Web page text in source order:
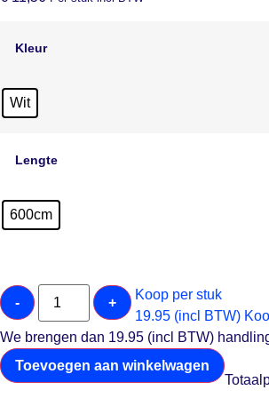
Kleur
Wit
Lengte
600cm
- +
Koop per stuk
19.95 (incl BTW)
We brengen dan 19.95 (incl BTW)
Toevoegen aan winkelwagen